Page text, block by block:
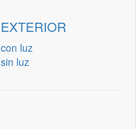
luz
luz